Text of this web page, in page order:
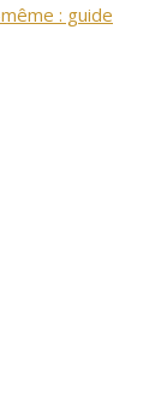
: guide